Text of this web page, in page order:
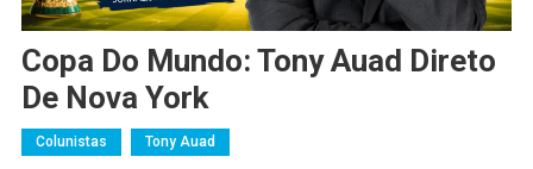
Copa Do Mundo: Tony Auad Direto
De Nova York
Colunistas Tony Auad